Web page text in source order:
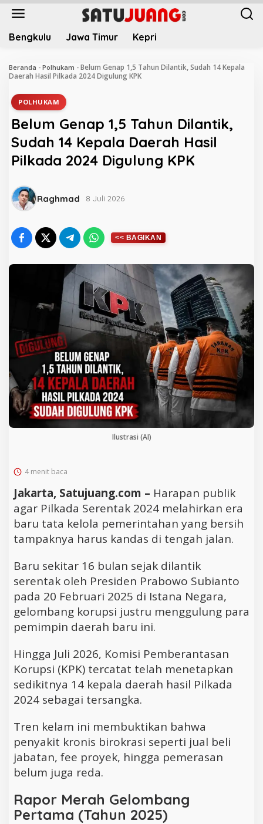
L
Bengkulu Jawa Timur Kepri
Beranda - Polhukam - Belum Genap 1,5 Tahun Dilantik, Sudah 14 Kepala
Daerah Hasil Pilkada 2024 Digulung KPK
POLHUKAM
Belum Genap 1,5 Tahun Dilantik,
Sudah 14 Kepala Daerah Hasil
Pilkada 2024 Digulung KPK
Raghmad 8 Juli 2026
Ilustrasi (AI)
4 menit baca
Jakarta, Satujuang.com – Harapan publik
agar Pilkada Serentak 2024 melahirkan era
baru tata kelola pemerintahan yang bersih
tampaknya harus kandas di tengah jalan.
Baru sekitar 16 bulan sejak dilantik
serentak oleh Presiden Prabowo Subianto
pada 20 Februari 2025 di Istana Negara,
gelombang korupsi justru menggulung para
pemimpin daerah baru ini.
Hingga Juli 2026, Komisi Pemberantasan
Korupsi (KPK) tercatat telah menetapkan
sedikitnya 14 kepala daerah hasil Pilkada
2024 sebagai tersangka.
Tren kelam ini membuktikan bahwa
penyakit kronis birokrasi seperti jual beli
jabatan, fee proyek, hingga pemerasan
belum juga reda.
Rapor Merah Gelombang
Pertama (Tahun 2025)